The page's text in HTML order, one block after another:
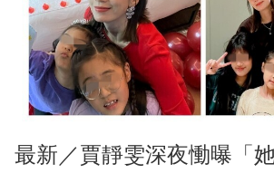
最新／賈靜雯深夜慟曝「